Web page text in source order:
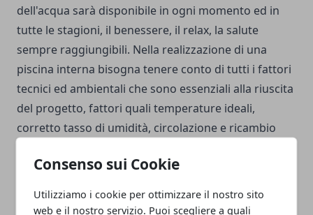
Consenso sui Cookie
Utilizziamo i cookie per ottimizzare il nostro sito
web e il nostro servizio. Puoi scegliere a quali
dell'acqua sarà disponibile in ogni momento ed in
tutte le stagioni, il benessere, il relax, la salute
sempre raggiungibili. Nella realizzazione di una
piscina interna bisogna tenere conto di tutti i fattori
tecnici ed ambientali che sono essenziali alla riuscita
del progetto, fattori quali temperature ideali,
corretto tasso di umidità, circolazione e ricambio
progettate e realizzate che offriamo includono il
con ricambio igienico controllato, trattamenti